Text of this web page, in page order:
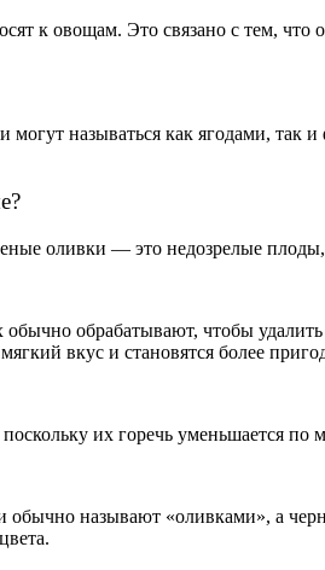
к овощам. Это связано с тем, что
могут называться как ягодами, так
оливки — это недозрелые
обрабатывают, чтобы
вкус и становятся более
их горечь уменьшается
обычно называют «оливками», а